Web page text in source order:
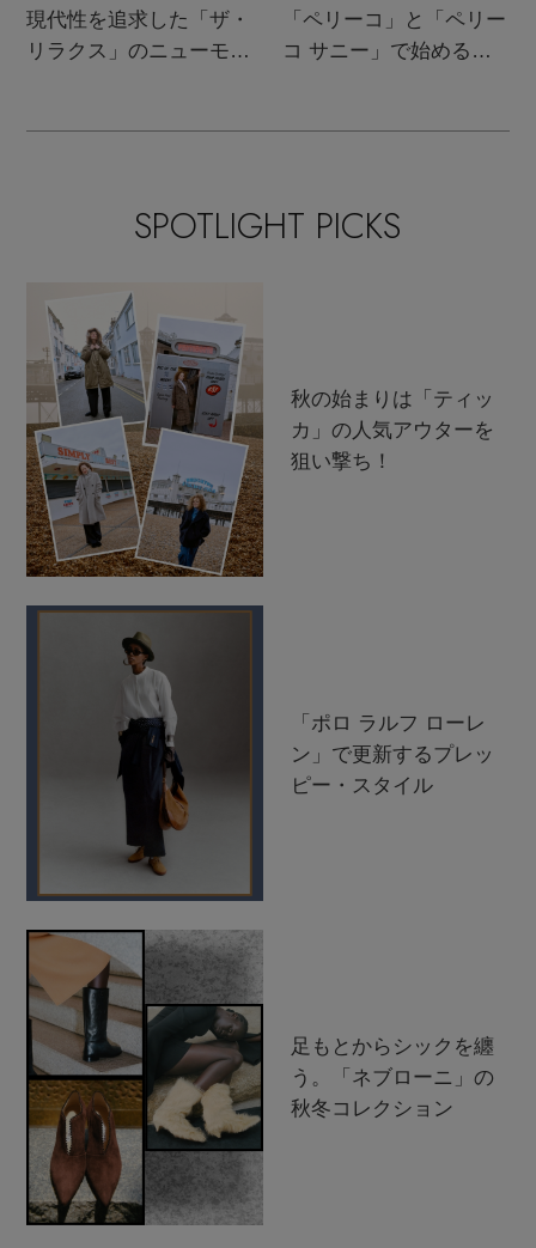
現代性を追求した「ザ・
リラクス」のニューモダ
「ペリーコ」と「ペリー
コ サニー」で始める秋
SPOTLIGHT PICKS
秋の始まりは「ティッ
カ」の人気アウターを
狙い撃ち！
「ポロ ラルフ ローレ
ン」で更新するプレッ
ピー・スタイル
足もとからシックを纏
う。「ネブローニ」の
秋冬コレクション